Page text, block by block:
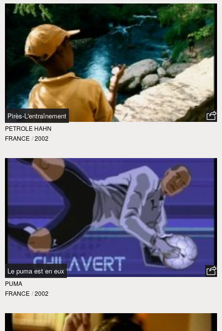
Pirès-L'entraînement
PETROLE HAHN
FRANCE / 2002
Le puma est en eux
PUMA
FRANCE / 2002